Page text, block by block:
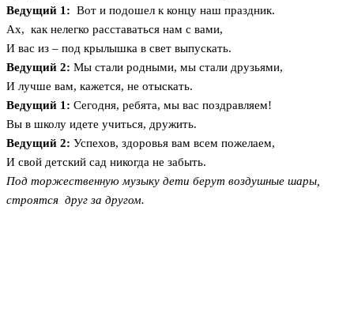
Ведущий 1: Вот и подошел к концу наш праздник.
Ах, как нелегко расставаться нам с вами,
И вас из – под крылышка в свет выпускать.
Ведущий 2: Мы стали родными, мы стали друзьями,
И лучше вам, кажется, не отыскать.
Ведущий 1: Сегодня, ребята, мы вас поздравляем!
Вы в школу идете учиться, дружить.
Ведущий 2: Успехов, здоровья вам всем пожелаем,
И свой детский сад никогда не забыть.
Под торжественную музыку дети берут воздушные шары,
строятся друг за другом.